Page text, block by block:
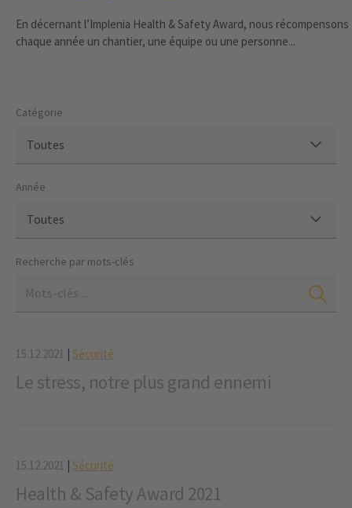
En décernant l’Implenia Health & Safety Award, nous récompensons
chaque année un chantier, une équipe ou une personne...
Catégorie
Toutes
Année
Toutes
Recherche par mots-clés
15.12.2021 | Sécurité
Le stress, notre plus grand ennemi
15.12.2021 | Sécurité
Health & Safety Award 2021